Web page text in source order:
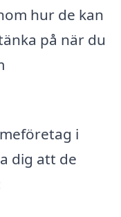
hur de kan
på när du
i
dig att de